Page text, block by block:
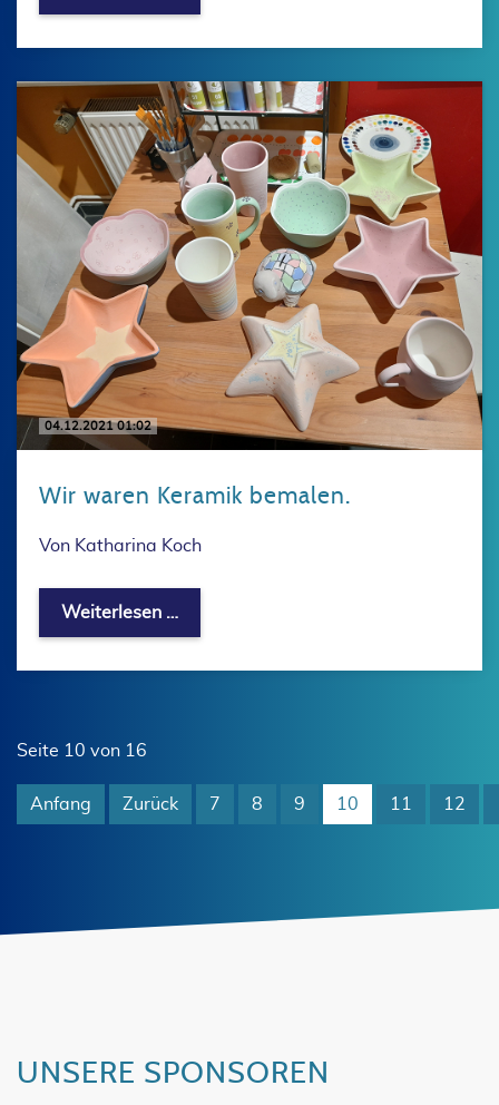
04.12.2021 01:02
Wir waren Keramik bemalen.
Von Katharina Koch
Weiterlesen …Wir waren Keramik bemalen.
Seite 10 von 16
Anfang Zurück 7 8 9 10 11 12
UNSERE SPONSOREN